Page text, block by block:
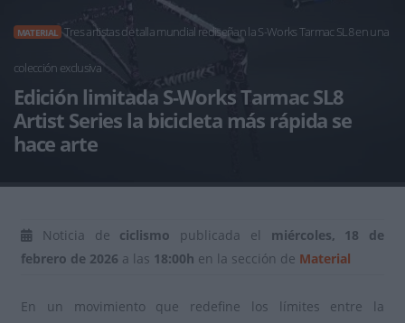
MATERIAL Tres artistas de talla mundial rediseñan la S-Works Tarmac SL8 en una
colección exclusiva
Edición limitada S-Works Tarmac SL8
Artist Series la bicicleta más rápida se
hace arte
Noticia de ciclismo publicada el miércoles, 18 de
febrero de 2026 a las 18:00h en la sección de Material
En un movimiento que redefine los límites entre la